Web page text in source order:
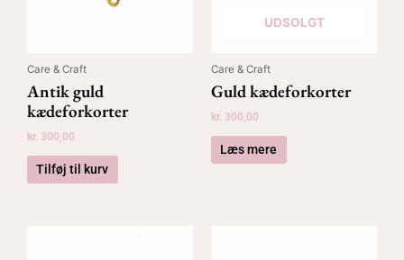
Care & Craft
Antik guld
kædeforkorter
kr. 300,00
Tilføj til kurv
UDSOLGT
Care & Craft
Guld kædeforkorter
kr. 300,00
Læs mere